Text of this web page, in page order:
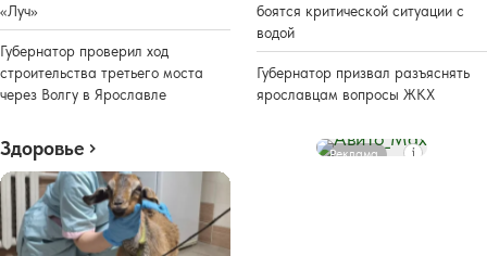
«Луч»
Губернатор проверил ход
строительства третьего моста
через Волгу в Ярославле
боятся критической ситуации с
водой
Губернатор призвал разъяснять
ярославцам вопросы ЖКХ
Здоровье Реклама